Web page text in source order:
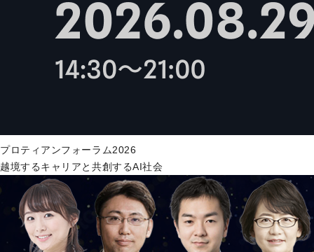
プロティアンフォーラム2026
越境するキャリアと共創するAI社会